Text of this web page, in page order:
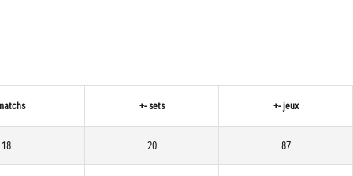
+- sets +- jeux
18 20 87